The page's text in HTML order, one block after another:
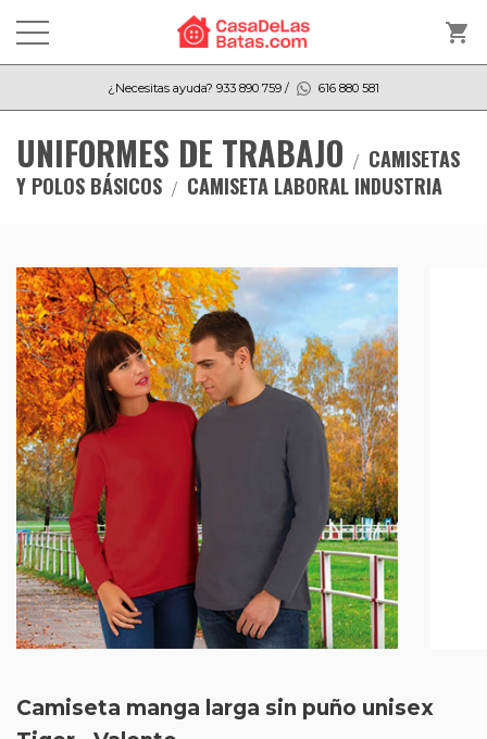
shopping_cart
¿Necesitas ayuda? 933 890 759 / 616 880 581
UNIFORMES DE TRABAJO
CAMISETAS
Y POLOS BÁSICOS
CAMISETA LABORAL INDUSTRIA
Camiseta manga larga sin puño unisex